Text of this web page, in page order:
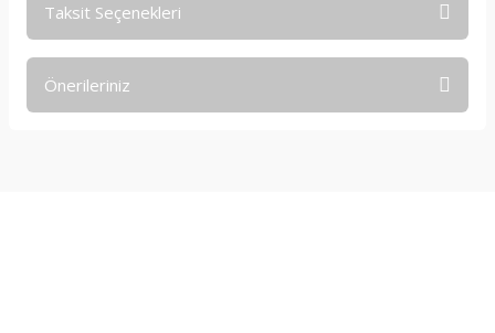
Taksit Seçenekleri
Önerileriniz